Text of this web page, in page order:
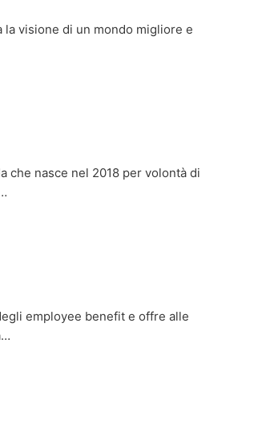
la visione di un mondo migliore e
che nasce nel 2018 per volontà di
employee benefit e offre alle